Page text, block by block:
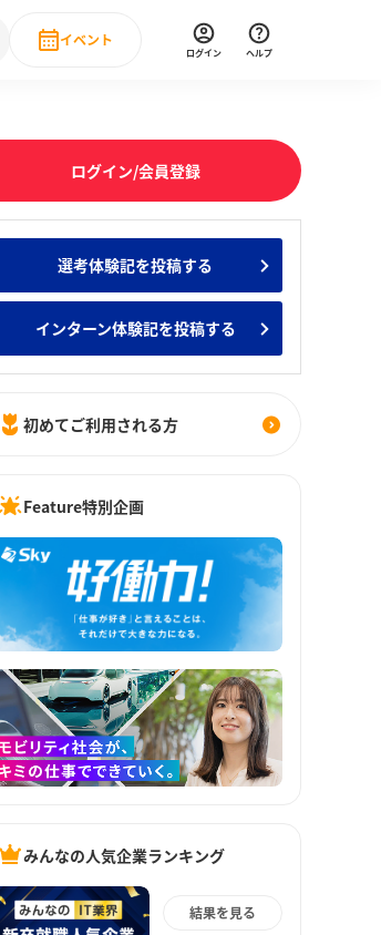
ランキング みんなのインターン人気企業ランキ
ンタビュー
イベント
直近のイベント一覧
ログイン ヘルプ
ログイン/会員登録
選考体験記を投稿する
インターン体験記を投稿する
初めてご利用される方
Feature特別企画
みんなの人気企業ランキング
結果を見る